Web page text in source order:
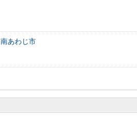
南あわじ市